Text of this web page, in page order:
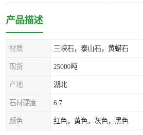
产品描述
材质 三峡石，泰山石，黄蜡石
现货 25000吨
产地 湖北
石材硬度 6.7
颜色 红色，黄色，灰色，黑色